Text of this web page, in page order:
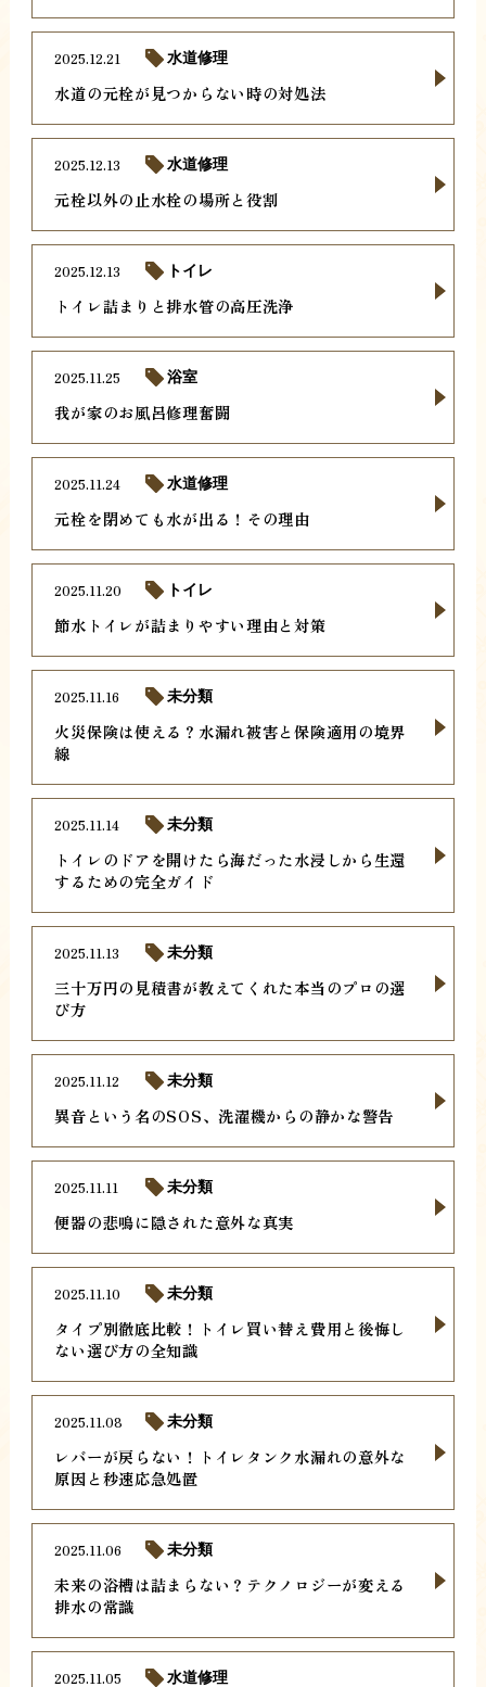
水道の元栓が見つからない時の対処法
2025.12.21 水道修理
元栓以外の止水栓の場所と役割
2025.12.13 水道修理
トイレ詰まりと排水管の高圧洗浄
2025.12.13 トイレ
我が家のお風呂修理奮闘
2025.11.25 浴室
元栓を閉めても水が出る！その理由
2025.11.24 水道修理
節水トイレが詰まりやすい理由と対策
2025.11.20 トイレ
火災保険は使える？水漏れ被害と保険適用の境界
線
2025.11.16 未分類
トイレのドアを開けたら海だった水浸しから生還
するための完全ガイド
2025.11.14 未分類
三十万円の見積書が教えてくれた本当のプロの選
び方
2025.11.13 未分類
異音という名のSOS、洗濯機からの静かな警告
2025.11.12 未分類
便器の悲鳴に隠された意外な真実
2025.11.11 未分類
タイプ別徹底比較！トイレ買い替え費用と後悔し
ない選び方の全知識
2025.11.10 未分類
レバーが戻らない！トイレタンク水漏れの意外な
原因と秒速応急処置
2025.11.08 未分類
未来の浴槽は詰まらない？テクノロジーが変える
排水の常識
2025.11.06 未分類
2025.11.05 水道修理